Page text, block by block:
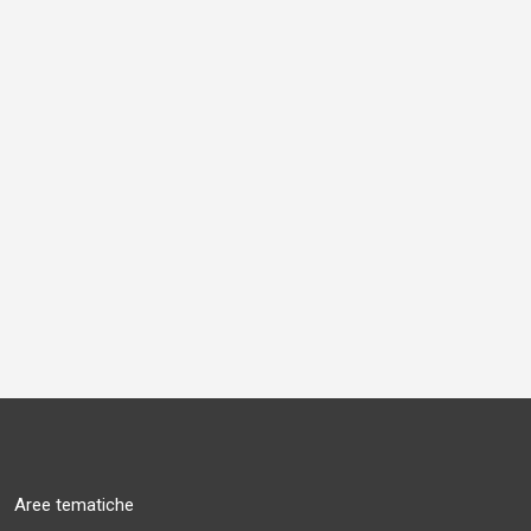
Aree tematiche